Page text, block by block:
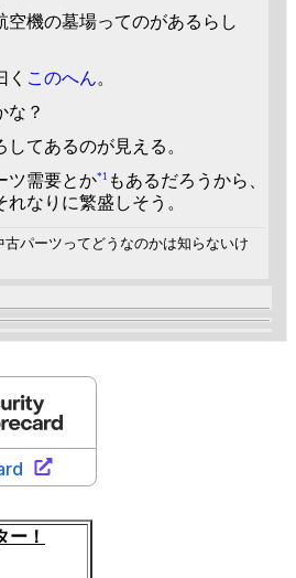
空機の墓場ってのがあるらし
このへん。
な？
てあるのが見える。
ツ需要とか*1 もあるだろうから、
れなりに繁盛しそう。
古パーツってどうなのかは知らないけ
ー！